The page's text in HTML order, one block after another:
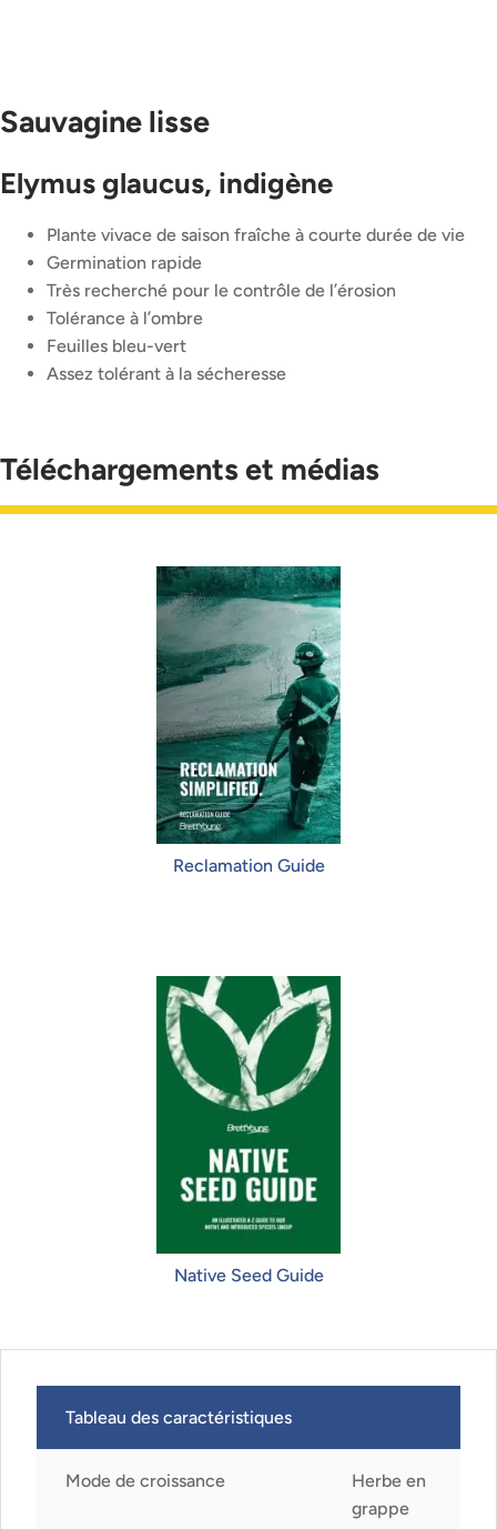
Sauvagine lisse
Elymus glaucus, indigène
Plante vivace de saison fraîche à courte durée de vie
Germination rapide
Très recherché pour le contrôle de l’érosion
Tolérance à l’ombre
Feuilles bleu-vert
Assez tolérant à la sécheresse
Téléchargements et médias
Reclamation Guide
Native Seed Guide
Tableau des caractéristiques
Mode de croissance
Herbe en
grappe